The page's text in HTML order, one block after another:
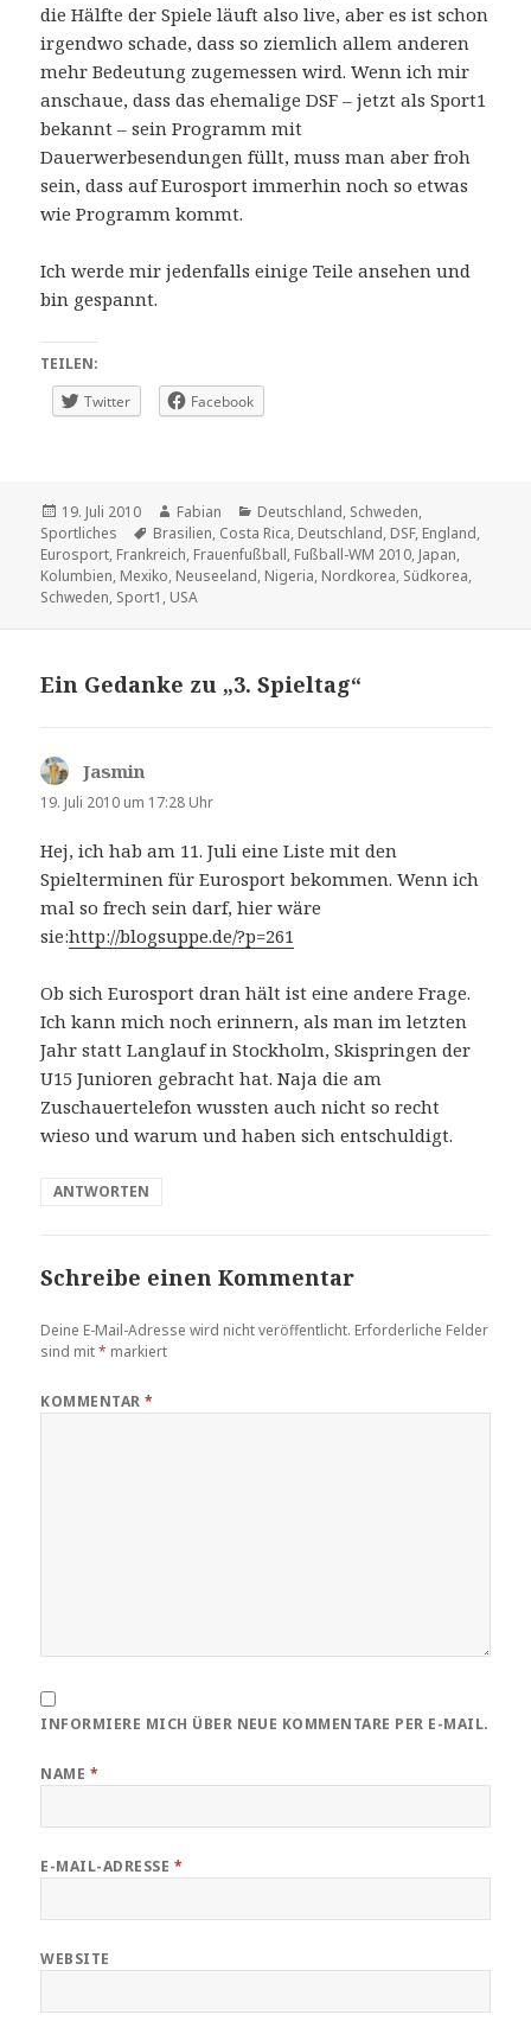
die Hälfte der Spiele läuft also live, aber es ist schon
irgendwo schade, dass so ziemlich allem anderen
mehr Bedeutung zugemessen wird. Wenn ich mir
anschaue, dass das ehemalige DSF – jetzt als Sport1
bekannt – sein Programm mit
Dauerwerbesendungen füllt, muss man aber froh
sein, dass auf Eurosport immerhin noch so etwas
wie Programm kommt.
Ich werde mir jedenfalls einige Teile ansehen und
bin gespannt.
TEILEN:
Twitter
Facebook
Veröffentlicht
am
19. Juli 2010 Autor
Fabian Kategorien
Deutschland, Schweden,
Sportliches
Schlagwörter
Brasilien, Costa Rica, Deutschland, DSF, England,
Eurosport, Frankreich, Frauenfußball, Fußball-WM 2010, Japan,
Kolumbien, Mexiko, Neuseeland, Nigeria, Nordkorea, Südkorea,
Schweden, Sport1 , USA
Ein Gedanke zu „3. Spieltag“
Jasmin
19. Juli 2010 um 17:28 Uhr
Hej, ich hab am 11. Juli eine Liste mit den
Spielterminen für Eurosport bekommen. Wenn ich
mal so frech sein darf, hier wäre
sie:http://blogsuppe.de/?p=261
Ob sich Eurosport dran hält ist eine andere Frage.
Ich kann mich noch erinnern, als man im letzten
Jahr statt Langlauf in Stockholm, Skispringen der
U15 Junioren gebracht hat. Naja die am
Zuschauertelefon wussten auch nicht so recht
wieso und warum und haben sich entschuldigt.
ANTWORTEN
Schreibe einen Kommentar
Deine E-Mail-Adresse wird nicht veröffentlicht. Erforderliche Felder
sind mit* markiert
KOMMENTAR*
INFORMIERE MICH ÜBER NEUE KOMMENTARE PER E-MAIL.
NAME *
E-MAIL-ADRESSE *
WEBSITE